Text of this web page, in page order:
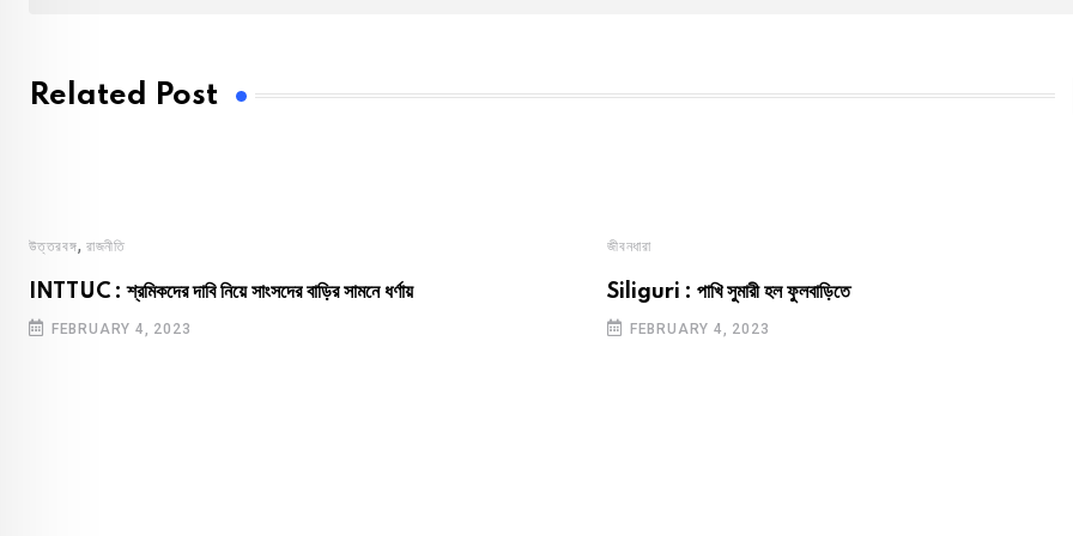
Related Post
উত্তরবঙ্গ, রাজনীতি
INTTUC : শ্রমিকদের দাবি নিয়ে সাংসদের বাড়ির সামনে ধর্ণায়
FEBRUARY 4, 2023
জীবনধারা
Siliguri : পাখি সুমারী হল ফুলবাড়িতে
FEBRUARY 4, 2023